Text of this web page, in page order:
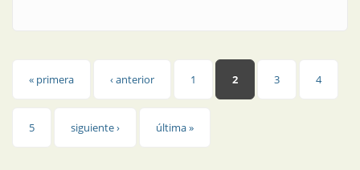
Páginas
« primera ‹ anterior 1 2 3 4
5 siguiente › última »